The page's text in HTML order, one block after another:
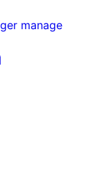
manage